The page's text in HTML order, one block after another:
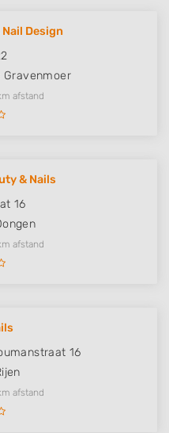
Design
Gravenmoer
afstand
& Nails
16
afstand
16
afstand